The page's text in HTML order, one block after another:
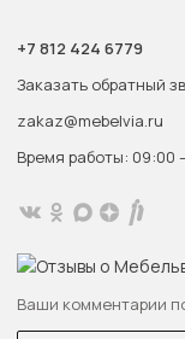
+7 812 424 6779
Заказать обратный
zakaz@mebelvia.ru
Время работы: 09:00
Ваши комментарии